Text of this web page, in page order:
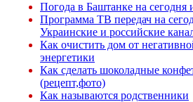
Погода в Баштанке на сегодня
Программа ТВ передач на
Украинские и российские
Как очистить дом от
энергетики
Как сделать шоколадные
(рецепт,фото)
Как называются родственники